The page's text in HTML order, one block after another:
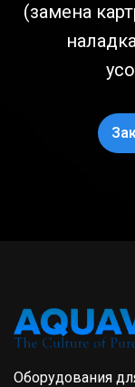
(замена
Оборудования